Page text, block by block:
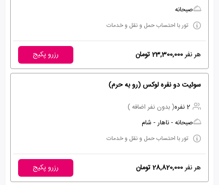
صبحانه
تور با احتساب حمل و نقل و خدمات
هر نفر23,300,000 تومان رزرو پکیج
سوئیت دو نفره لوکس (رو به حرم)
2 نفره
( بدون نفر اضافه )
صبحانه - ناهار - شام
تور با احتساب حمل و نقل و خدمات
هر نفر28,820,000 تومان رزرو پکیج